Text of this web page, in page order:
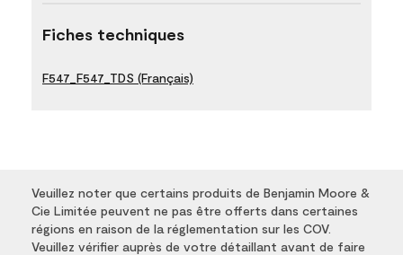
Fiches techniques
F547_F547_TDS (Français)
Veuillez noter que certains produits de Benjamin Moore &
Cie Limitée peuvent ne pas être offerts dans certaines
régions en raison de la réglementation sur les COV.
Veuillez vérifier auprès de votre détaillant avant de faire